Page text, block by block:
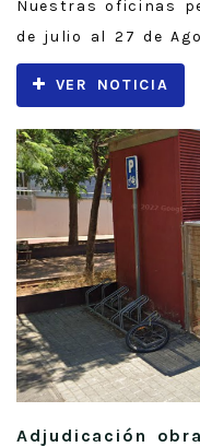
Nuestras oficinas
de julio al 27 de
VER NOTICIA
Adjudicación